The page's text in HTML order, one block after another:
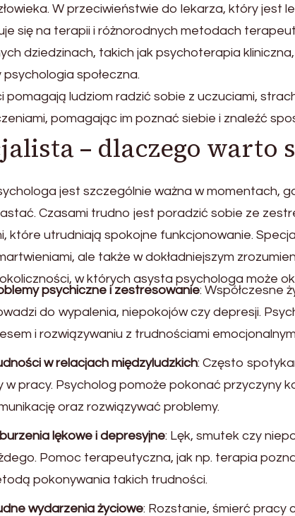
W przeciwieństwie do lekarza, który jest
się na terapii i różnorodnych metodach
dziedzinach, takich jak psychoterapia
społeczna.
pomagają ludziom radzić sobie z uczuciami,
pomagając im poznać siebie i znaleźć
– dlaczego warto
jest szczególnie ważna w momentach,
Czasami trudno jest poradzić sobie ze
które utrudniają spokojne funkcjonowanie.
ale także w dokładniejszym
w których asysta psychologa może
psychiczne i zestresowanie: Współczesne
do wypalenia, niepokojów czy depresji.
i rozwiązywaniu z trudnościami
w relacjach międzyludzkich: Często
w pracy. Psycholog pomoże pokonać przyczyny
oraz rozwiązywać problemy.
lękowe i depresyjne: Lęk, smutek czy
Pomoc terapeutyczna, jak np. terapia
pokonywania takich trudności.
wydarzenia życiowe: Rozstanie, śmierć pracy